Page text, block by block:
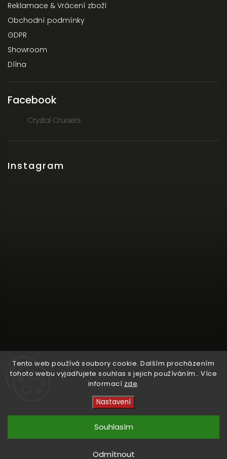
Tento web používá soubory cookie. Dalším procházením
tohoto webu vyjadřujete souhlas s jejich používáním.. Více
informací zde.
Nastavení
Odmítnout
Souhlasím
Reklamace & Vrácení zboží
Obchodní podmínky
GDPR
Showroom
Dílna
Facebook
Crystal Cruisers
Instagram
Crystal Cruisers
vyhrazena.